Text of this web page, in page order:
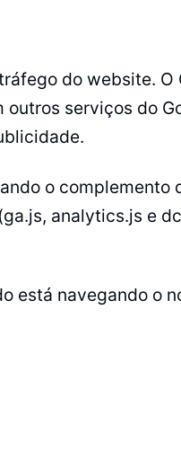
do website. O
serviços do
o complemento
analytics.js e
está navegando o